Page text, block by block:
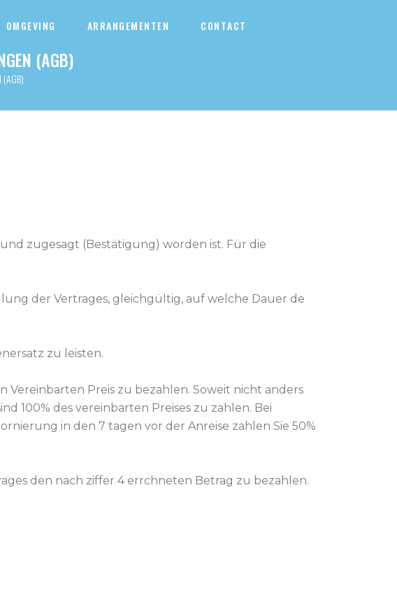
OMGEVING ARRANGEMENTEN CONTACT
(AGB)
(AGB)
zugesagt (Bestätigung) worden ist. Für die
der Vertrages, gleichgültig, auf welche Dauer de
zu leisten.
Vereinbarten Preis zu bezahlen. Soweit nicht anders
100% des vereinbarten Preises zu zahlen. Bei
in den 7 tagen vor der Anreise zahlen Sie 50%
den nach ziffer 4 errchneten Betrag zu bezahlen.